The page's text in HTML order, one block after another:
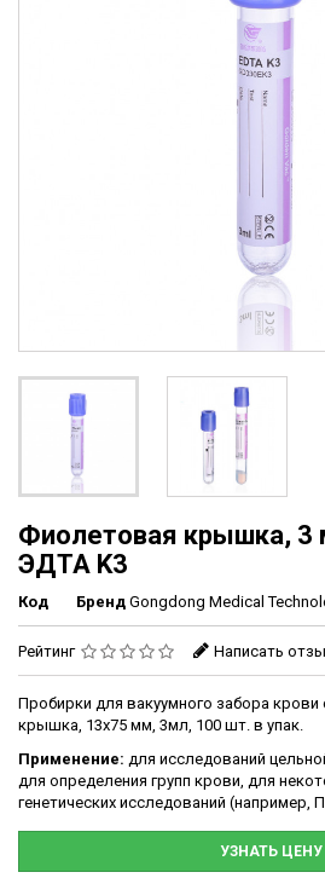
Фиолетовая крышка, 3
ЭДТА K3
Код Бренд Gongdong Medical
Рейтинг Написать
Пробирки для вакуумного забора
крышка, 13х75 мм, 3мл, 100 шт. в упак.
Применение: для исследований
для определения групп крови, для
генетических исследований (например,
УЗНАТЬ ЦЕНУ